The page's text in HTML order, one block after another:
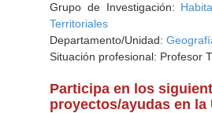
Grupo de Investigación:
Territoriales
Departamento/Unidad:
Situación profesional: Profesor
Participa en los
proyectos/ayudas en la